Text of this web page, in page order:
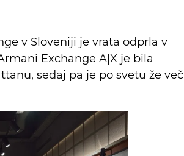
v Sloveniji je vrata odprla v
Exchange A|X je bila
sedaj pa je po svetu že več